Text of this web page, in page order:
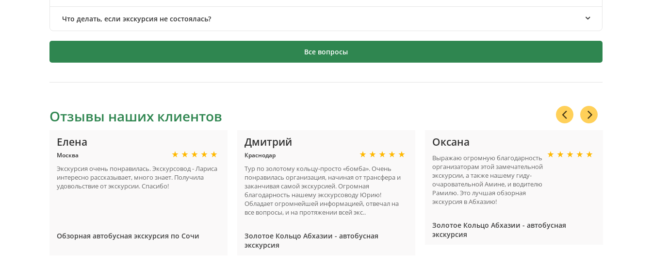
Что делать, если экскурсия не состоялась?
Все вопросы
Отзывы наших клиентов
Елена
Москва
Экскурсия очень понравилась. Экскурсовод - Лариса
интересно рассказывает, много знает. Получила
удовольствие от экскурсии. Спасибо!
Обзорная автобусная экскурсия по Сочи
Дмитрий
Краснодар
Тур по золотому кольцу-просто «бомба». Очень
понравилась организация, начиная от трансфера и
заканчивая самой экскурсией. Огромная
благодарность нашему экскурсоводу Юрию!
Обладает огромнейшей информацией, отвечал на
все вопросы, и на протяжении всей экс..
Золотое Кольцо Абхазии - автобусная
экскурсия
Оксана
Выражаю огромную благодарность
организаторам этой замечательной
экскурсии, а также нашему гиду-
очаровательной Амине, и водителю
Рамилю. Это лучшая обзорная
экскурсия в Абхазию!
Золотое Кольцо Абхазии - автобусная
экскурсия